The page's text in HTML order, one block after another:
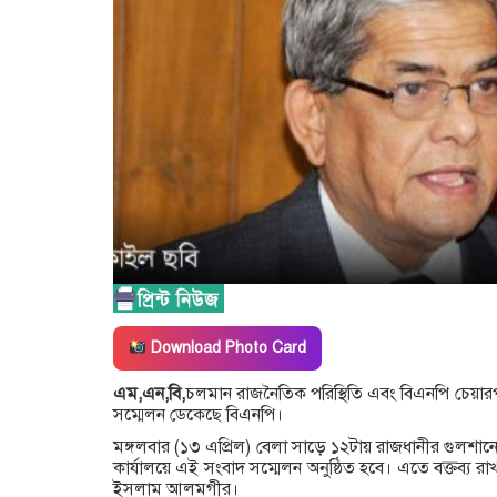
Download Photo Card
এম,এন,বি,চলমান রাজনৈতিক পরিস্থিতি এবং বিএনপি
সম্মেলন ডেকেছে বিএনপি।
মঙ্গলবার (১৩ এপ্রিল) বেলা সাড়ে ১২টায় রাজধানীর
কার্যালয়ে এই সংবাদ সম্মেলন অনুষ্ঠিত হবে। এতে বক্তব্য
ইসলাম আলমগীর।